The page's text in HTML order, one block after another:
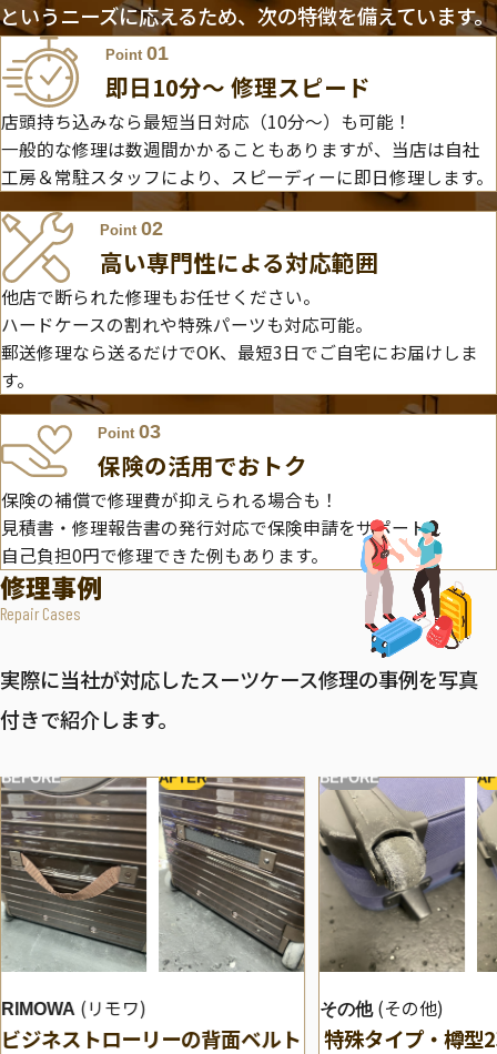
というニーズに応えるため、次の特徴を備えています。
Point 01
即日10分〜 修理スピード
店頭持ち込みなら最短当日対応（10分～）も可能！
一般的な修理は数週間かかることもありますが、当店は自社
工房＆常駐スタッフにより、スピーディーに即日修理します。
Point02
高い専門性による対応範囲
他店で断られた修理もお任せください。
ハードケースの割れや特殊パーツも対応可能。
郵送修理なら送るだけでOK、最短3日でご自宅にお届けしま
す。
Point 03
保険の活用でおトク
保険の補償で修理費が抑えられる場合も！
見積書・修理報告書の発行対応で保険申請をサポート。
自己負担0円で修理できた例もあります。
修理事例
Repair Cases
実際に当社が対応したスーツケース修理の事例を写真
付きで紹介します。
BEFORE AFTER
RIMOWA (リモワ)
ビジネストローリーの背面ベルト
BEFORE
その他 (その他)
特殊タイプ・樽型